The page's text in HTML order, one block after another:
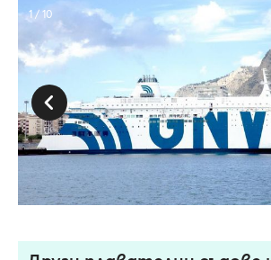
1 / 10